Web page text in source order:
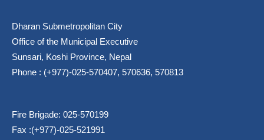
Dharan Submetropolitan City
Office of the Municipal Executive
Sunsari, Koshi Province, Nepal
Phone : (+977)-025-570407, 570636, 570813
Fire Brigade: 025-570199
Fax :(+977)-025-521991